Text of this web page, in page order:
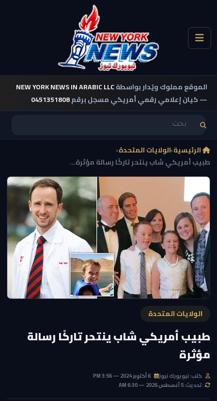
الموقع مملوك ويُدار بواسطةNEW YORK NEWS IN ARABIC LLC
— كيان إعلامي رقمي أمريكي مسجل برقم0451351808
الرئيسية›الولايات المتحدة›
طبيب أمريكي شاب ينتحر تاركًا رسالة مؤثرة...
الولايات المتحدة
طبيب أمريكي شاب ينتحر تاركًا رسالة
مؤثرة
كتب: نيويورك نيوز
تحديث: 5 أغسطس 2026 — 6:30 AM